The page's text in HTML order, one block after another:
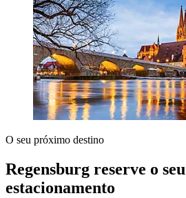
O seu próximo destino
Regensburg reserve o
estacionamento